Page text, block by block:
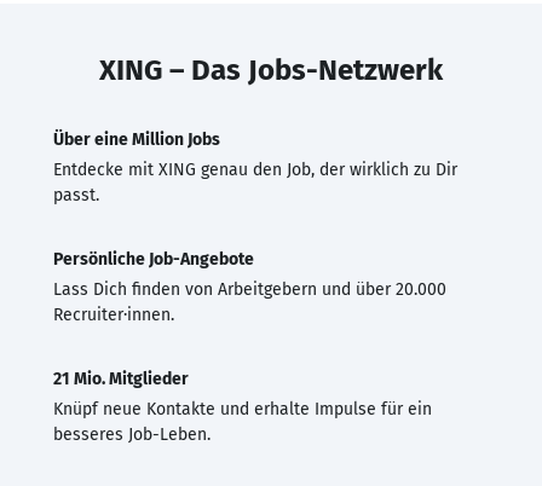
XING – Das Jobs-Netzwerk
Über eine Million Jobs
Entdecke mit XING genau den Job, der wirklich zu Dir
passt.
Persönliche Job-Angebote
Lass Dich finden von Arbeitgebern und über 20.000
Recruiter·innen.
21 Mio. Mitglieder
Knüpf neue Kontakte und erhalte Impulse für ein
besseres Job-Leben.